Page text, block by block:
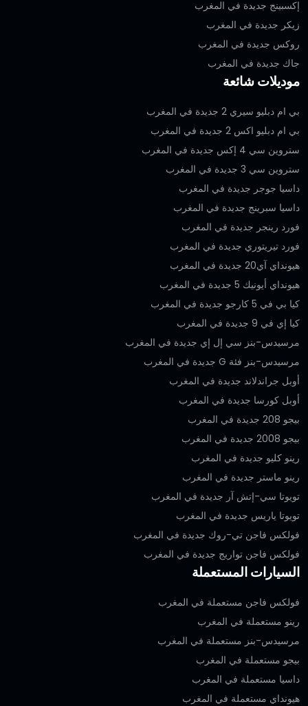
إكسبينج جديدة في المغرب
زيكر جديدة في المغرب
روكس جديدة في المغرب
جاك جديدة في المغرب
موديلات شائعة
بي ام دبليو سيري 2 جديدة في المغرب
بي ام دبليو اكس 2 جديدة في المغرب
ستروين سي 4 إكس جديدة في المغرب
ستروين سي 3 جديدة في المغرب
داسيا جوجر جديدة في المغرب
داسيا سبرينج جديدة في المغرب
فورد رينجر جديدة في المغرب
فورد تيريتوري جديدة في المغرب
هيونداي آي20 جديدة في المغرب
هيونداي أيونيك 5 جديدة في المغرب
كيا بي في 5 كارجو جديدة في المغرب
كيا إي في 9 جديدة في المغرب
مرسيدس-بنز سي إل إي جديدة في المغرب
مرسيدس-بنز فئة G جديدة في المغرب
أوبل جراندلاند جديدة في المغرب
أوبل كورسا جديدة في المغرب
بيجو 208 جديدة في المغرب
بيجو 2008 جديدة في المغرب
رينو كليو جديدة في المغرب
رينو ماستر جديدة في المغرب
تويوتا سي-إتش آر جديدة في المغرب
تويوتا ياريس جديدة في المغرب
فولكس فاجن تي-روك جديدة في المغرب
فولكس فاجن تواريج جديدة في المغرب
السيارات المستعملة
فولكس فاجن مستعملة في المغرب
رينو مستعملة في المغرب
مرسيدس-بنز مستعملة في المغرب
بيجو مستعملة في المغرب
داسيا مستعملة في المغرب
هيونداي مستعملة في المغرب